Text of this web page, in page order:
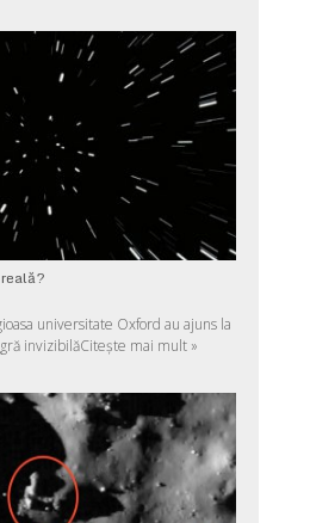
universitate Oxford au ajuns la
invizibilăCitește mai mult »